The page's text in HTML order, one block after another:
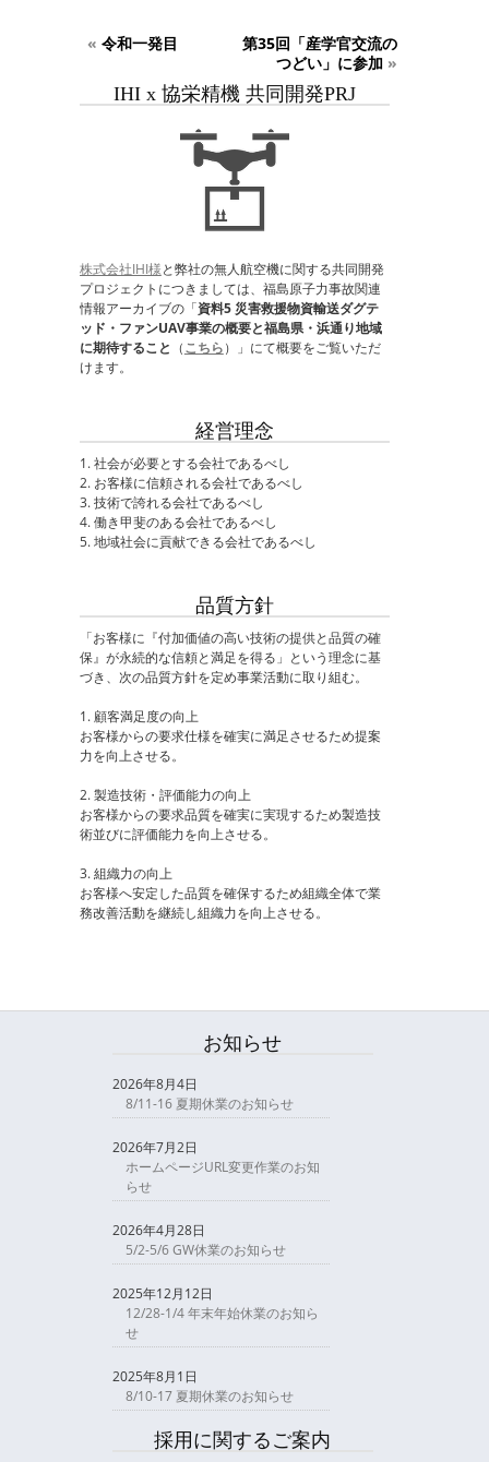
« 令和一発目
第35回「産学官交流の
つどい」に参加 »
IHI x 協栄精機 共同開発PRJ
株式会社IHI様と弊社の無人航空機に関する共同開発
プロジェクトにつきましては、福島原子力事故関連
情報アーカイブの「資料5 災害救援物資輸送ダグテ
ッド・ファンUAV事業の概要と福島県・浜通り地域
に期待すること （こちら）」にて概要をご覧いただ
けます。
経営理念
1. 社会が必要とする会社であるべし
2. お客様に信頼される会社であるべし
3. 技術で誇れる会社であるべし
4. 働き甲斐のある会社であるべし
5. 地域社会に貢献できる会社であるべし
品質方針
「お客様に『付加価値の高い技術の提供と品質の確
保』が永続的な信頼と満足を得る」という理念に基
づき、次の品質方針を定め事業活動に取り組む。
1. 顧客満足度の向上
お客様からの要求仕様を確実に満足させるため提案
力を向上させる。
2. 製造技術・評価能力の向上
お客様からの要求品質を確実に実現するため製造技
術並びに評価能力を向上させる。
3. 組織力の向上
お客様へ安定した品質を確保するため組織全体で業
務改善活動を継続し組織力を向上させる。
お知らせ
2026年8月4日
8/11-16 夏期休業のお知らせ
2026年7月2日
ホームページURL変更作業のお知
らせ
2026年4月28日
5/2-5/6 GW休業のお知らせ
2025年12月12日
12/28-1/4 年末年始休業のお知ら
せ
2025年8月1日
8/10-17 夏期休業のお知らせ
採用に関するご案内